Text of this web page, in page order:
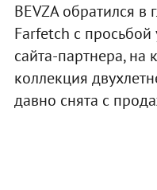
BEVZA обратился
Farfetch с просьбой
сайта-партнера,
коллекция
давно снята с